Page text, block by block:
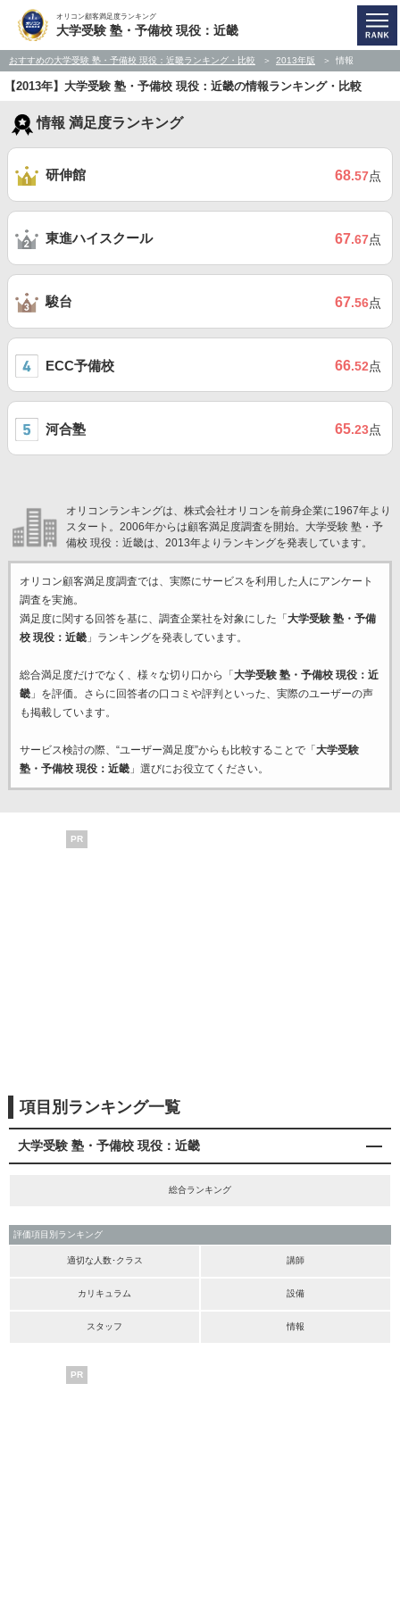
オリコン顧客満足度ランキング
大学受験 塾・予備校 現役：近畿
おすすめの大学受験 塾・予備校 現役：近畿ランキング・比較 2013年版 情報
【2013年】大学受験 塾・予備校 現役：近畿の情報ランキング・比較
情報 満足度ランキング
研伸館 68.57点
東進ハイスクール 67.67点
駿台 67.56点
ECC予備校 66.52点
河合塾 65.23点
オリコンランキングは、株式会社オリコンを前身企業に1967年より
スタート。2006年からは顧客満足度調査を開始。大学受験 塾・予
備校 現役：近畿は、2013年よりランキングを発表しています。
オリコン顧客満足度調査では、実際にサービスを利用した 人にアンケート
調査を実施。
満足度に関する回答を基に、調査企業社を対象にした「 大学受験 塾・予備
校 現役：近畿」ランキングを発表しています。
総合満足度だけでなく、様々な切り口から「 大学受験 塾・予備校 現役：近
畿」を評価。さらに回答者の口コミや評判といった、実際のユーザーの声
も掲載しています。
サービス検討の際、“ユーザー満足度”からも比較することで「 大学受験
塾・予備校 現役：近畿」選びにお役立てください。
PR
項目別ランキング一覧
大学受験 塾・予備校 現役：近畿
総合ランキング
評価項目別ランキング
適切な人数･クラス 講師
カリキュラム 設備
スタッフ 情報
PR